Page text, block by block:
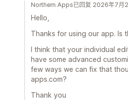
Northern Apps已回复 2026年7月2
Hello,
Thanks for using our app. Is
I think that your individual
have some advanced
few ways we can fix that
apps.com?
Thank you